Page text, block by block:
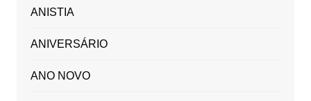
ANISTIA
ANIVERSÁRIO
ANO NOVO